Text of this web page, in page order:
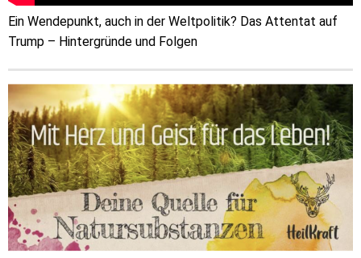
Ein Wendepunkt, auch in der Weltpolitik? Das Attentat auf
Trump – Hintergründe und Folgen